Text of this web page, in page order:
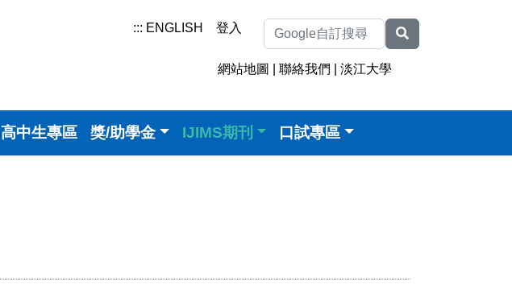
::: ENGLISH 登入
網站地圖 |聯絡我們 |淡江大學
高中生專區 獎/助學金 IJIMS期刊 口試專區